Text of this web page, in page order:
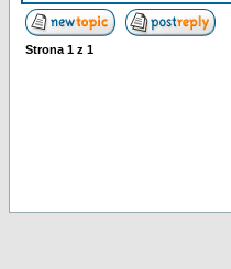
Strona 1 z 1